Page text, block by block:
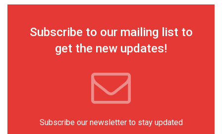
Subscribe to our mailing list to
get the new updates!
Subscribe our newsletter to stay updated